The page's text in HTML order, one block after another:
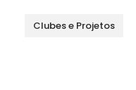
Clubes e Projetos